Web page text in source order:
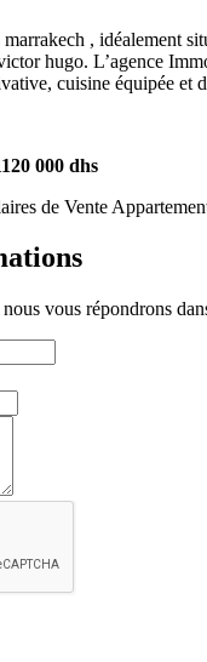
, idéalement
hugo. L’agence
cuisine équipée et
000 dhs
de Vente
vous répondrons